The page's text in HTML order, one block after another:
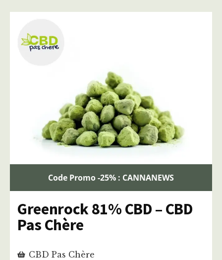
Code Promo -25% : CANNANEWS
Greenrock 81% CBD – CBD
Pas Chère
CBD Pas Chère